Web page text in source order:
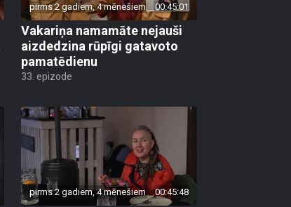
pirms 2 gadiem, 4 mēnešiem 00:45:01
Vakariņa namamāte nejauši
aizdedzina rūpīgi gatavoto
pamatēdienu
33. epizode
pirms 2 gadiem, 4 mēnešiem 00:45:48